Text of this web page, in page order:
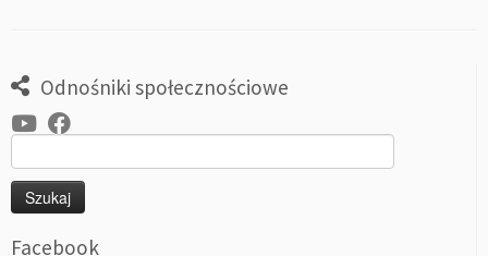
Odnośniki społecznościowe
Facebook